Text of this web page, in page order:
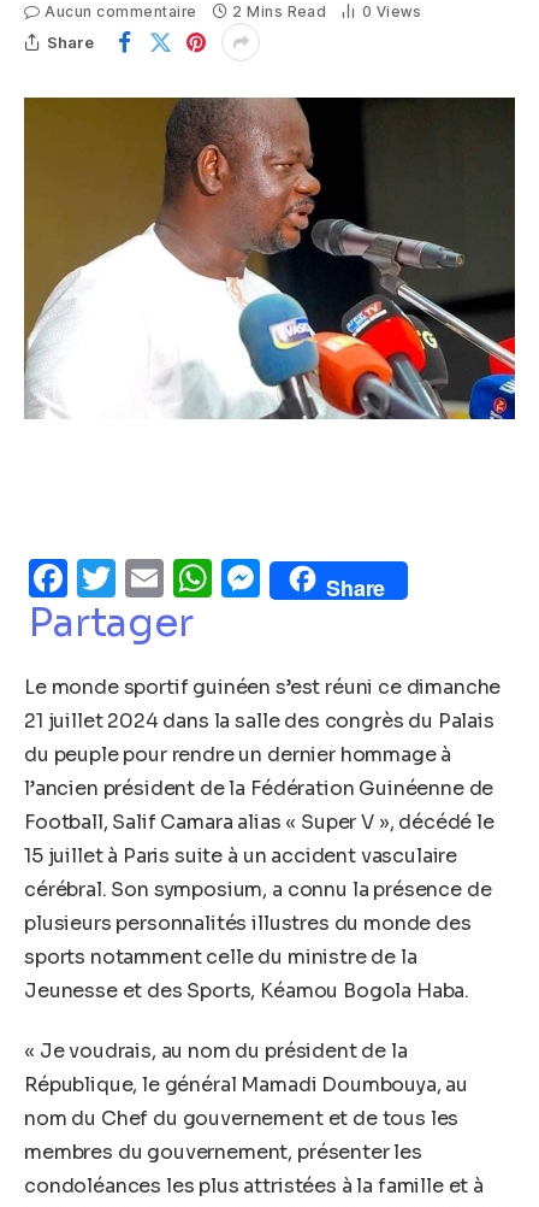
Aucun commentaire
2 Mins Read 0 Views
Share
Facebook
Twitter
EmailWhatsApp
Messenger
Share
Partager
Le monde sportif guinéen s’est réuni ce dimanche
21 juillet 2024 dans la salle des congrès du Palais
du peuple pour rendre un dernier hommage à
l’ancien président de la Fédération Guinéenne de
Football, Salif Camara alias « Super V », décédé le
15 juillet à Paris suite à un accident vasculaire
cérébral. Son symposium, a connu la présence de
plusieurs personnalités illustres du monde des
sports notamment celle du ministre de la
Jeunesse et des Sports, Kéamou Bogola Haba.
« Je voudrais, au nom du président de la
République, le général Mamadi Doumbouya, au
nom du Chef du gouvernement et de tous les
membres du gouvernement, présenter les
condoléances les plus attristées à la famille et à